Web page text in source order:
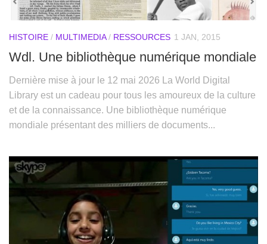
HISTOIRE / MULTIMEDIA/ RESSOURCES 1 JAN, 2015
Wdl. Une bibliothèque numérique mondiale
Dernière mise à jour le 12 mai 2026 La World Digital
Library est un cadeau pour tous les amoureux de la culture
et de la connaissance. Une bibliothèque numérique
mondiale présentant des milliers de documents...